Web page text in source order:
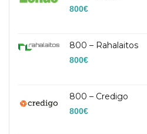
800€
800 – Rahalaitos
800€
800 – Credigo
800€